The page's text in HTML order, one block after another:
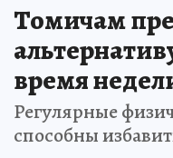
Томичам
время
Регулярные
способны